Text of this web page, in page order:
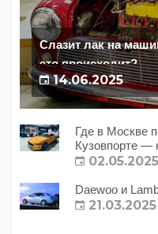
Слазит лак на
это происходит?
14.06.2025
Где в Москве
Кузовпорте —
02.05.2025
Daewoo и
21.03.2025